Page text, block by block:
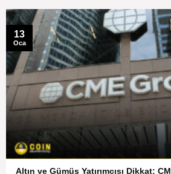
Altın ve Gümüş Yatırımcısı Dikkat:
13
Oca